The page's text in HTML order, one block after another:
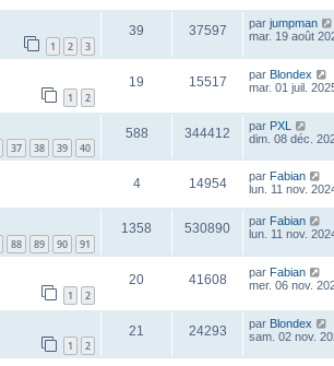
1 2 3
39 37597 par jumpman
mar. 19 août
1 2
19 15517 par Blondex
mar. 01 juil.
37 38 39 40
588 344412 par PXL
dim. 08 déc.
4 14954 par Fabian
lun. 11 nov.
88 89 90 91
1358 530890 par Fabian
lun. 11 nov.
1 2
20 41608 par Fabian
mer. 06 nov.
1 2
21 24293 par Blondex
sam. 02 nov.